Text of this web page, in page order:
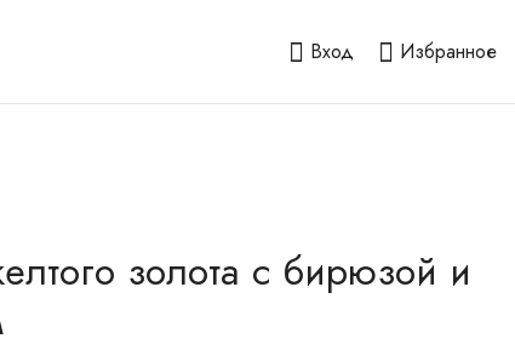
Вход Избранное
золота с бирюзой и